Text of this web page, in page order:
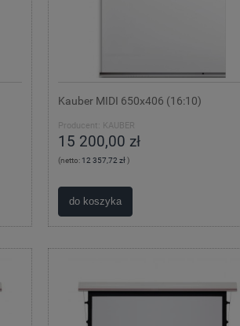
Kauber MIDI 650x406 (16:10)
Producent: KAUBER
15 200,00 zł
(netto: 12 357,72 zł)
do koszyka